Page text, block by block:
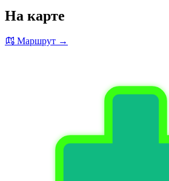
На карте
Маршрут →